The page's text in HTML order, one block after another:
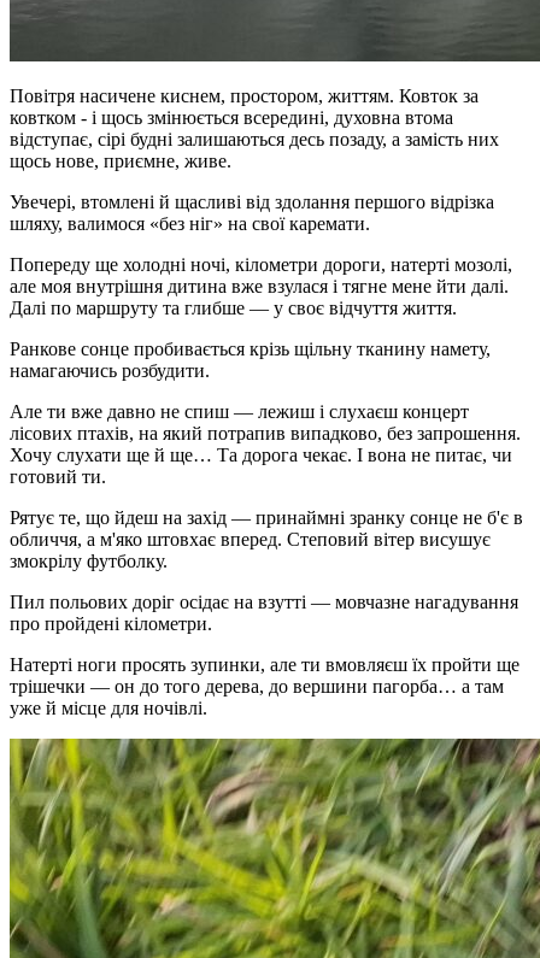
Повітря насичене киснем, простором, життям. Ковток за
ковтком - і щось змінюється всередині, духовна втома
відступає, сірі будні залишаються десь позаду, а замість них
щось нове, приємне, живе.
Увечері, втомлені й щасливі від здолання першого відрізка
шляху, валимося «без ніг» на свої каремати.
Попереду ще холодні ночі, кілометри дороги, натерті мозолі,
але моя внутрішня дитина вже взулася і тягне мене йти далі.
Далі по маршруту та глибше — у своє відчуття життя.
Ранкове сонце пробивається крізь щільну тканину намету,
намагаючись розбудити.
Але ти вже давно не спиш — лежиш і слухаєш концерт
лісових птахів, на який потрапив випадково, без запрошення.
Хочу слухати ще й ще… Та дорога чекає. І вона не питає, чи
готовий ти.
Рятує те, що йдеш на захід — принаймні зранку сонце не б'є в
обличчя, а м'яко штовхає вперед. Степовий вітер висушує
змокрілу футболку.
Пил польових доріг осідає на взутті — мовчазне нагадування
про пройдені кілометри.
Натерті ноги просять зупинки, але ти вмовляєш їх пройти ще
трішечки — он до того дерева, до вершини пагорба… а там
уже й місце для ночівлі.